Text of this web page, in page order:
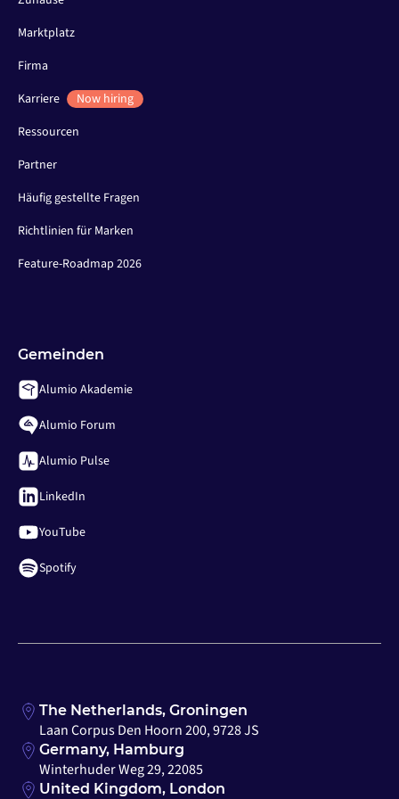
Marktplatz
Firma
Karriere
Now hiring
Ressourcen
Partner
Häufig gestellte Fragen
Richtlinien für Marken
Feature-Roadmap 2026
Gemeinden
Alumio Akademie
Alumio Forum
Alumio Pulse
LinkedIn
YouTube
Spotify
The Netherlands, Groningen
Laan Corpus Den Hoorn 200, 9728 JS
Germany, Hamburg
Winterhuder Weg 29, 22085
United Kingdom, London